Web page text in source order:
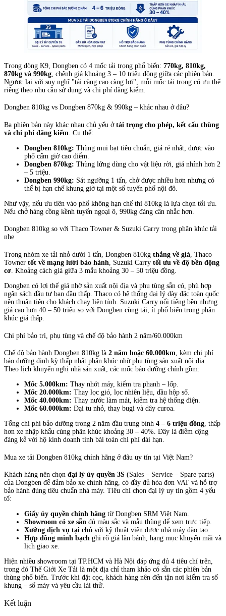
Trong dòng K9, Dongben có 4 mốc tải trọng phổ biến: 770kg, 810kg,
870kg và 990kg , chênh giá khoảng 3 – 10 triệu đồng giữa các phiên bản.
Ngược lại với suy nghĩ "tải càng cao càng lợi", mỗi mốc tải trọng có ưu thế
riêng theo nhu cầu sử dụng và chi phí đăng kiểm.
Dongben 810kg vs Dongben 870kg & 990kg – khác nhau ở đâu?
Ba phiên bản này khác nhau chủ yếu ở tải trọng cho phép, kết cấu thùng
và chi phí đăng kiểm . Cụ thể:
Dongben 810kg: Thùng mui bạt tiêu chuẩn, giá rẻ nhất, được vào
phố cấm giờ cao điểm.
Dongben 870kg: Thùng lửng dùng cho vật liệu rời, giá nhỉnh hơn 2
– 5 triệu.
Dongben 990kg: Sát ngưỡng 1 tấn, chở được nhiều hơn nhưng có
thể bị hạn chế khung giờ tại một số tuyến phố nội đô.
Như vậy, nếu ưu tiên vào phố không hạn chế thì 810kg là lựa chọn tối ưu.
Nếu chở hàng cồng kềnh tuyến ngoại ô, 990kg đáng cân nhắc hơn.
Dongben 810kg so với Thaco Towner & Suzuki Carry trong phân khúc tải
nhẹ
Trong nhóm xe tải nhỏ dưới 1 tấn, Dongben 810kg thắng về giá, Thaco
Towner tốt về mạng lưới bảo hành, Suzuki Carry tối ưu về độ bền động
cơ. Khoảng cách giá giữa 3 mẫu khoảng 30 – 50 triệu đồng.
Dongben có lợi thế giá nhờ sản xuất nội địa và phụ tùng sẵn có, phù hợp
ngân sách đầu tư ban đầu thấp. Thaco có hệ thống đại lý dày đặc toàn quốc
nên thuận tiện cho khách chạy liên tỉnh. Suzuki Carry nổi tiếng bền nhưng
giá cao hơn 40 – 50 triệu so với Dongben cùng tải, ít phổ biến trong phân
khúc giá thấp.
Chi phí bảo trì, phụ tùng và chế độ bảo hành 2 năm/60.000km
Chế độ bảo hành Dongben 810kg là 2 năm hoặc 60.000km, kèm chi phí
bảo dưỡng định kỳ thấp nhất phân khúc nhờ phụ tùng sản xuất nội địa.
Theo lịch khuyến nghị nhà sản xuất, các mốc bảo dưỡng chính gồm:
Mốc 5.000km: Thay nhớt máy, kiểm tra phanh – lốp.
Mốc 20.000km: Thay lọc gió, lọc nhiên liệu, dầu hộp số.
Mốc 40.000km: Thay nước làm mát, kiểm tra hệ thống điện.
Mốc 60.000km: Đại tu nhỏ, thay bugi và dây curoa.
Tổng chi phí bảo dưỡng trong 2 năm đầu trung bình 4 – 6 triệu đồng, thấp
hơn xe nhập khẩu cùng phân khúc khoảng 30 – 40%. Đây là điểm cộng
đáng kể với hộ kinh doanh tính bài toán chi phí dài hạn.
Mua xe tải Dongben 810kg chính hãng ở đâu uy tín tại Việt Nam?
Khách hàng nên chọn đại lý ủy quyền 3S (Sales – Service – Spare parts)
của Dongben để đảm bảo xe chính hãng, có đầy đủ hóa đơn VAT và hỗ trợ
bảo hành đúng tiêu chuẩn nhà máy. Tiêu chí chọn đại lý uy tín gồm 4 yếu
tố:
Giấy ủy quyền chính hãng từ Dongben SRM Việt Nam.
Showroom có xe sẵn đủ màu sắc và mẫu thùng để xem trực tiếp.
Xưởng dịch vụ tại chỗ với kỹ thuật viên được nhà máy đào tạo.
Hợp đồng minh bạch ghi rõ giá lăn bánh, hạng mục khuyến mãi và
lịch giao xe.
Hiện nhiều showroom tại TP.HCM và Hà Nội đáp ứng đủ 4 tiêu chí trên,
trong đó Thế Giới Xe Tải là một địa chỉ tham khảo có sẵn các phiên bản
thùng phổ biến. Trước khi đặt cọc, khách hàng nên đến tận nơi kiểm tra số
khung – số máy và yêu cầu lái thử.
Kết luận